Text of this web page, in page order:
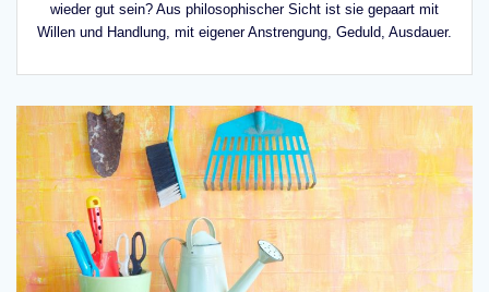
wieder gut sein? Aus philosophischer Sicht ist sie gepaart mit
Willen und Handlung, mit eigener Anstrengung, Geduld, Ausdauer.